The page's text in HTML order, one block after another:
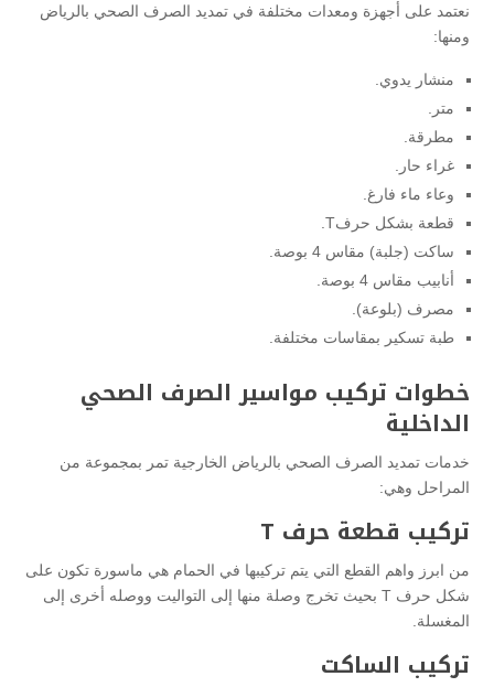
نعتمد على أجهزة ومعدات مختلفة في تمديد الصرف الصحي بالرياض
ومنها:
منشار يدوي.
متر.
مطرقة.
غراء حار.
وعاء ماء فارغ.
قطعة بشكل حرفT.
ساكت (جلبة) مقاس 4 بوصة.
أنابيب مقاس 4 بوصة.
مصرف (بلوعة).
طبة تسكير بمقاسات مختلفة.
خطوات تركيب مواسير الصرف الصحي
الداخلية
خدمات تمديد الصرف الصحي بالرياض الخارجية تمر بمجموعة من
المراحل وهي:
تركيب قطعة حرف T
من ابرز واهم القطع التي يتم تركيبها في الحمام هي ماسورة تكون على
شكل حرف T بحيث تخرج وصلة منها إلى التواليت ووصله أخرى إلى
المغسلة.
تركيب الساكت